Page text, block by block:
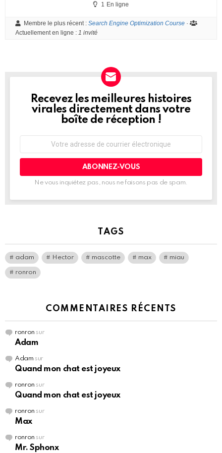
1 En ligne
Membre le plus récent : Search Engine Optimization Course ·
Actuellement en ligne : 1 invité
NEWSLETTER
Recevez les meilleures histoires
virales directement dans votre
boîte de réception !
courrier
Ne vous inquiétez pas, nous ne faisons pas de spam.
TAGS
adam Hector mascotte max miau
ronron
COMMENTAIRES RÉCENTS
ronron sur
Adam
Adam sur
Quand mon chat est joyeux
ronron sur
Quand mon chat est joyeux
ronron sur
Max
ronron sur
Mr. Sphonx